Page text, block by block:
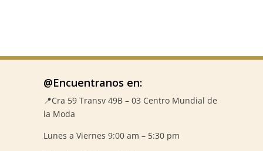
@Encuentranos en:
📍Cra 59 Transv 49B – 03 Centro Mundial de
la Moda
Lunes a Viernes 9:00 am – 5:30 pm